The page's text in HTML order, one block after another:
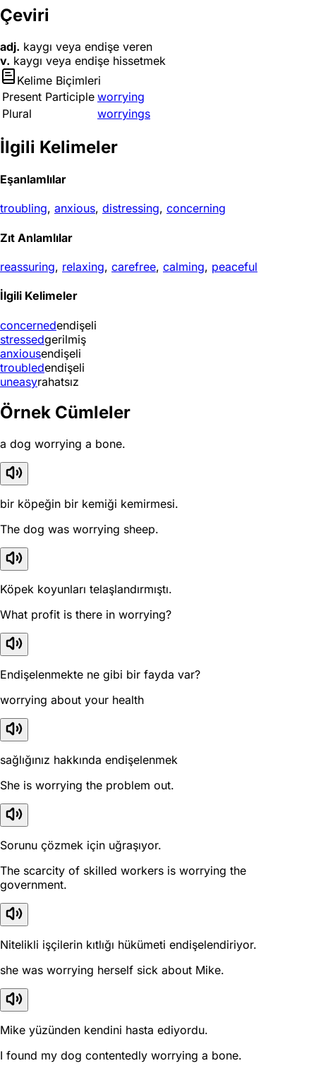
Çeviri
adj. kaygı veya endişe veren
v. kaygı veya endişe hissetmek
Kelime Biçimleri
Present Participle worrying
Plural
worryings
İlgili Kelimeler
Eşanlamlılar
troubling, anxious, distressing, concerning
Zıt Anlamlılar
reassuring, relaxing, carefree, calming, peaceful
İlgili Kelimeler
concernedendişeli
stressedgerilmiş
anxiousendişeli
troubledendişeli
uneasyrahatsız
Örnek Cümleler
a dog worrying a bone.
bir köpeğin bir kemiği kemirmesi.
The dog was worrying sheep.
Köpek koyunları telaşlandırmıştı.
What profit is there in worrying?
Endişelenmekte ne gibi bir fayda var?
worrying about your health
sağlığınız hakkında endişelenmek
She is worrying the problem out.
Sorunu çözmek için uğraşıyor.
The scarcity of skilled workers is worrying the
government.
Nitelikli işçilerin kıtlığı hükümeti endişelendiriyor.
she was worrying herself sick about Mike.
Mike yüzünden kendini hasta ediyordu.
I found my dog contentedly worrying a bone.